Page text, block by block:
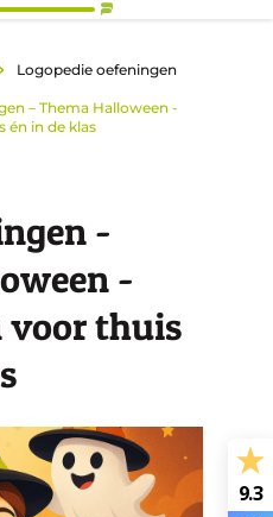
Logopedie oefeningen
– Thema Halloween -
én in de klas
-
-
voor thuis
9.3